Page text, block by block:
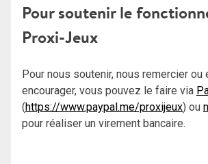
Pour soutenir le
Proxi-Jeux
Pour nous soutenir, nous remercier ou
encourager, vous pouvez le faire via
(https://www.paypal.me/proxijeux) ou
pour réaliser un virement bancaire.